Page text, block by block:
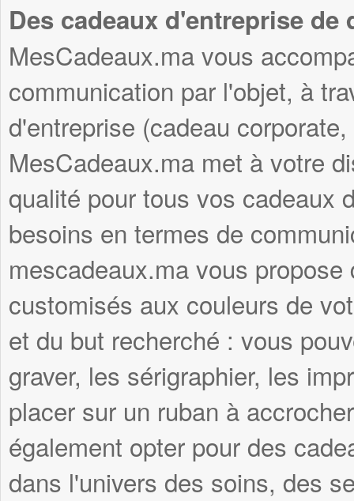
Des cadeaux d'entreprise
MesCadeaux.ma vous
communication par l'objet, à
d'entreprise (cadeau
MesCadeaux.ma met à votre
qualité pour tous vos cadeaux
besoins en termes de
mescadeaux.ma vous
customisés aux couleurs de
et du but recherché : vous
graver, les sérigraphier, les
placer sur un ruban à
également opter pour des
dans l'univers des soins, des